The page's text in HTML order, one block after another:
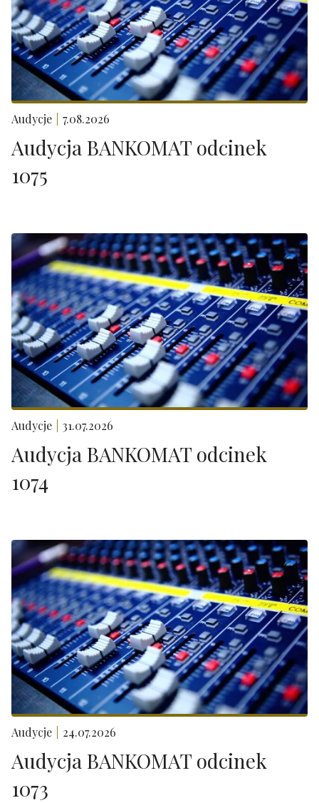
Audycje 7.08.2026
Audycja BANKOMAT odcinek
1075
Audycje 31.07.2026
Audycja BANKOMAT odcinek
1074
Audycje 24.07.2026
Audycja BANKOMAT odcinek
1073